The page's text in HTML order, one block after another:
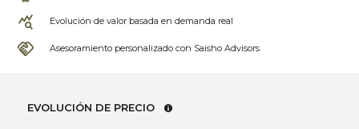
Evolución de valor basada en demanda real
Asesoramiento personalizado con Saisho Advisors
EVOLUCIÓN DE PRECIO